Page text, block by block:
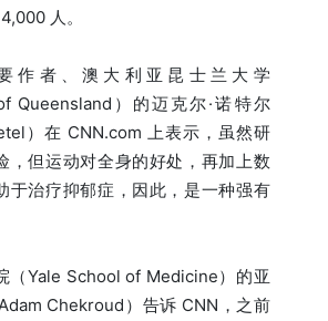
人。
作者、澳大利亚昆士兰大学
Queensland）的迈克尔·诺特尔
）在 CNN.com 上表示，虽然研
，但运动对全身的好处，再加上数
于治疗抑郁症，因此，是一种强有
（Yale School of Medicine）的亚
Chekroud）告诉 CNN，之前